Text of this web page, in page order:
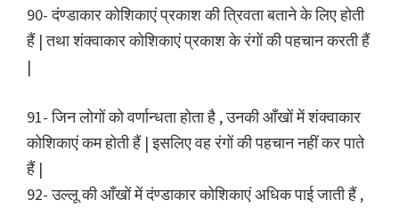
90- दंण्डाकार कोशिकाएं प्रकाश की त्रिवता बताने के लिए होती
हैं | तथा शंक्वाकार कोशिकाएं प्रकाश के रंगों की पहचान करती हैं
|
91- जिन लोगों को वर्णान्धता होता है , उनकी आँखों में शंक्वाकार
कोशिकाएं कम होती हैं | इसलिए वह रंगों की पहचान नहीं कर पाते
हैं |
92- उल्लू की आँखों में दंण्डाकार कोशिकाएं अधिक पाई जाती हैं ,